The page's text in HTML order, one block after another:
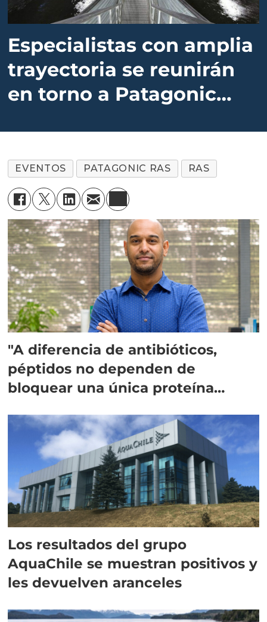
Especialistas con amplia
trayectoria se reunirán
en torno a Patagonic
EVENTOS PATAGONIC RAS RAS
"A diferencia de antibióticos,
péptidos no dependen de
bloquear una única proteína
Los resultados del grupo
AquaChile se muestran positivos y
les devuelven aranceles